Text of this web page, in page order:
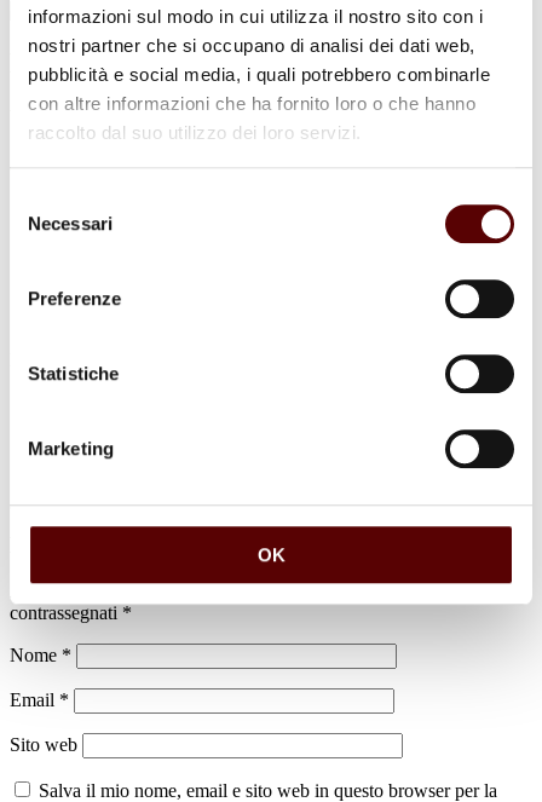
informazioni sul modo in cui utilizza il nostro sito con i
nostri partner che si occupano di analisi dei dati web,
pubblicità e social media, i quali potrebbero combinarle
con altre informazioni che ha fornito loro o che hanno
raccolto dal suo utilizzo dei loro servizi.
delNecessari
Preferenze
Statistiche
Marketing
OK
Darma Andrioli
Ved. Parisini
21 Maggio 1922 - 20 Agosto 2021
Cimitero di Altedo
Il tuo indirizzo email non sarà pubblicato. I campi obbligatori sono
contrassegnati *
Nome *
Email *
Sito web
Salva il mio nome, email e sito web in questo browser per la